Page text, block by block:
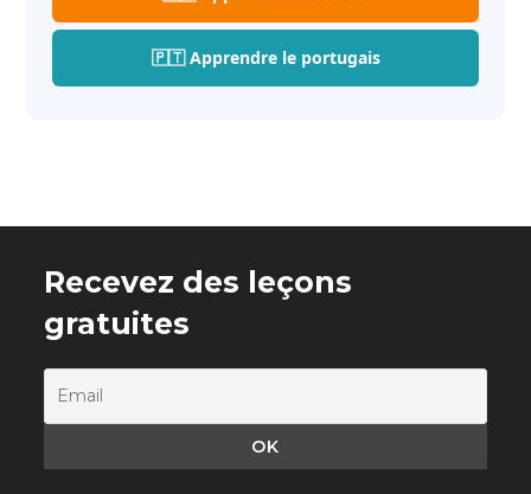
🇵🇹 Apprendre le portugais
Recevez des leçons
gratuites